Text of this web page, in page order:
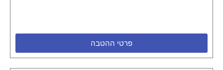
פרטי ההטבה